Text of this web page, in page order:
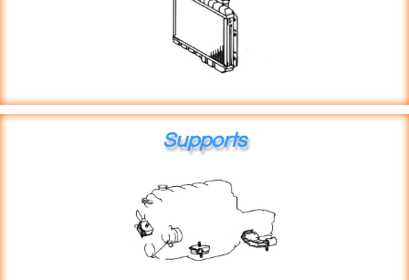
Supports